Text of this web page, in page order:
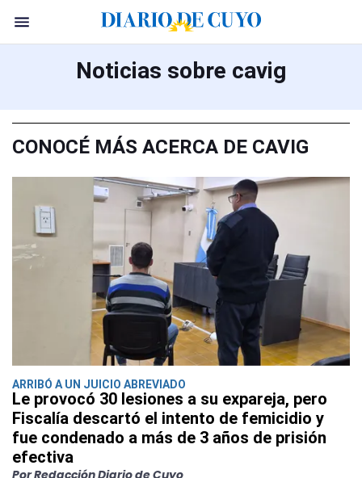
Noticias sobre cavig
CONOCÉ MÁS ACERCA DE CAVIG
ARRIBÓ A UN JUICIO ABREVIADO
Le provocó 30 lesiones a su expareja, pero
Fiscalía descartó el intento de femicidio y
fue condenado a más de 3 años de prisión
efectiva